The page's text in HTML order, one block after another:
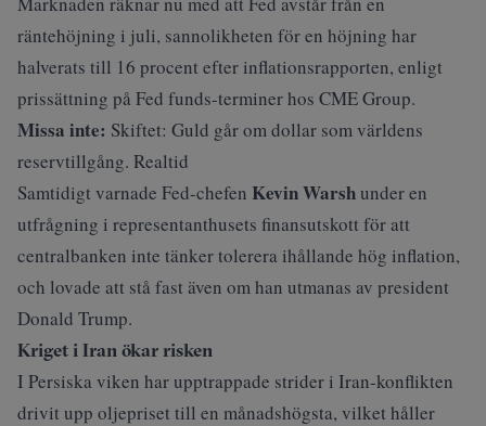
räntehöjning i juli, sannolikheten för en höjning har
halverats till 16 procent efter inflationsrapporten, enligt
prissättning på Fed funds-terminer hos CME Group.
Missa inte: Skiftet: Guld går om dollar som världens
reservtillgång. Realtid
Samtidigt varnade Fed-chefen Kevin Warshunder en
utfrågning i representanthusets finansutskott för att
centralbanken inte tänker tolerera ihållande hög inflation,
och lovade att stå fast även om han utmanas av president
Donald Trump.
Kriget i Iran ökar risken
I Persiska viken har upptrappade strider i Iran-konflikten
drivit upp oljepriset till en månadshögsta, vilket håller